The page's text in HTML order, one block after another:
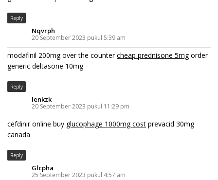
Reply
Nqvrph
20 September 2023 pukul 5:39 am
modafinil 200mg over the countercheap prednisone 5mgorder
generic deltasone 10mg
Reply
Ienkzk
20 September 2023 pukul 11:29 pm
cefdinir online buy glucophage 1000mg cost prevacid 30mg
canada
Reply
Glcpha
25 September 2023 pukul 4:57 am